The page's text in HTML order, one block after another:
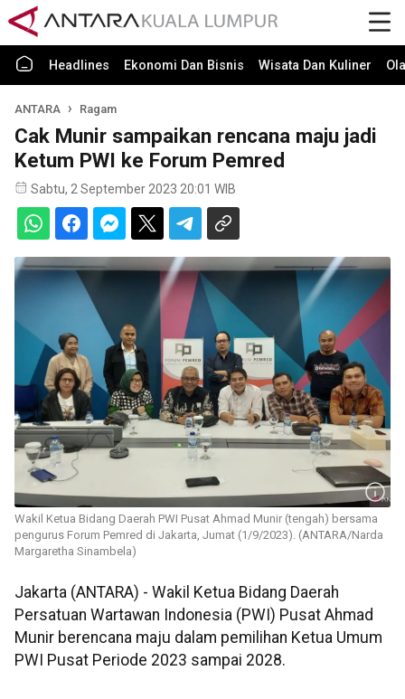
Headlines Ekonomi Dan Bisnis Wisata Dan Kuliner
ANTARA Ragam
Cak Munir sampaikan rencana maju jadi
Ketum PWI ke Forum Pemred
Sabtu, 2 September 2023 20:01 WIB
Wakil Ketua Bidang Daerah PWI Pusat Ahmad Munir (tengah) bersama
pengurus Forum Pemred di Jakarta, Jumat (1/9/2023). (ANTARA/Narda
Margaretha Sinambela)
Jakarta (ANTARA) - Wakil Ketua Bidang Daerah
Persatuan Wartawan Indonesia (PWI) Pusat Ahmad
Munir berencana maju dalam pemilihan Ketua Umum
PWI Pusat Periode 2023 sampai 2028.